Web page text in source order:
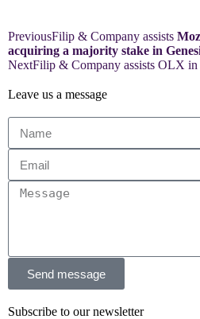
PreviousFilip & Company assists
acquiring a majority stake in
NextFilip & Company assists OLX
Leave us a message
Send message
Subscribe to our newsletter